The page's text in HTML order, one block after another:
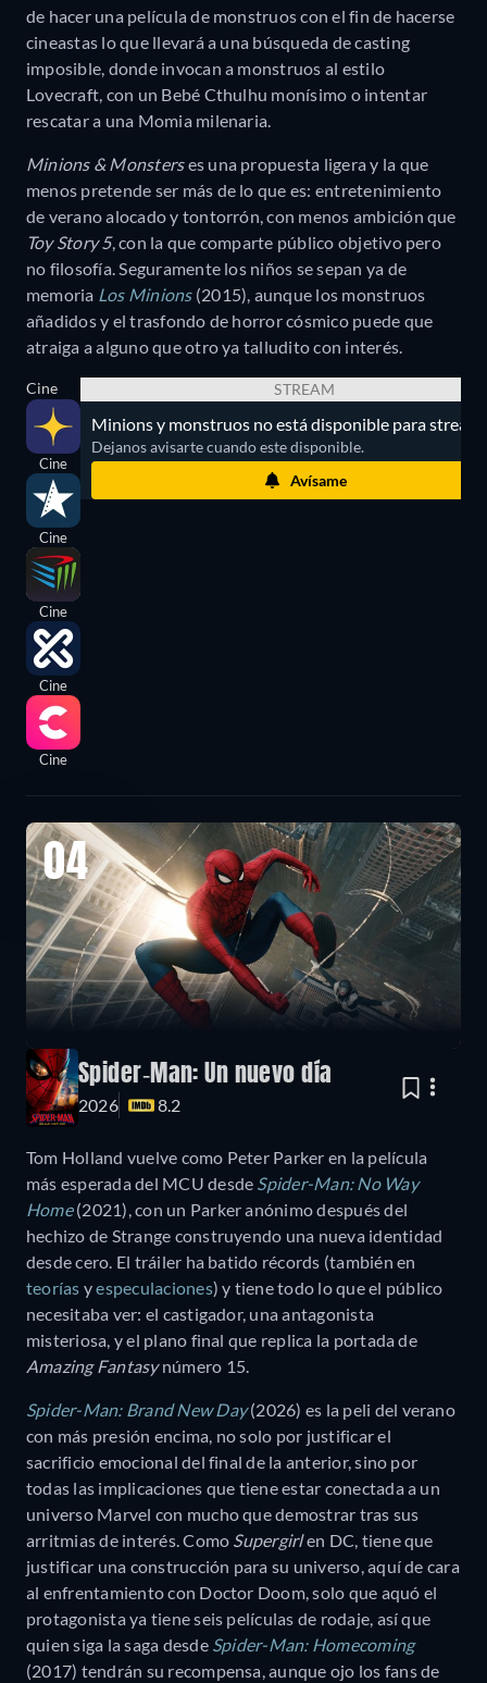
de hacer una película de monstruos con el fin de hacerse
cineastas lo que llevará a una búsqueda de casting
imposible, donde invocan a monstruos al estilo
Lovecraft, con un Bebé Cthulhu monísimo o intentar
rescatar a una Momia milenaria.
Minions & Monsterses una propuesta ligera y la que
menos pretende ser más de lo que es: entretenimiento
de verano alocado y tontorrón, con menos ambición que
Toy Story 5, con la que comparte público objetivo pero
no filosofía. Seguramente los niños se sepan ya de
memoria Los Minions(2015), aunque los monstruos
añadidos y el trasfondo de horror cósmico puede que
atraiga a alguno que otro ya talludito con interés.
Cine
Cine
Cine
Cine
Cine
Cine
STREAM
Minions y monstruos no está disponible para
Dejanos avisarte cuando este disponible.
Avísame
04
Spider-Man: Un nuevo día
2026 8.2
Tom Holland vuelve como Peter Parker en la película
más esperada del MCU desde Spider-Man: No Way
Home(2021), con un Parker anónimo después del
hechizo de Strange construyendo una nueva identidad
desde cero. El tráiler ha batido récords (también en
teorías yespeculaciones) y tiene todo lo que el público
necesitaba ver: el castigador, una antagonista
misteriosa, y el plano final que replica la portada de
Amazing Fantasynúmero 15.
Spider-Man: Brand New Day(2026) es la peli del verano
con más presión encima, no solo por justificar el
sacrificio emocional del final de la anterior, sino por
todas las implicaciones que tiene estar conectada a un
universo Marvel con mucho que demostrar tras sus
arritmias de interés. Como Supergirlen DC, tiene que
justificar una construcción para su universo, aquí de cara
al enfrentamiento con Doctor Doom, solo que aquó el
protagonista ya tiene seis películas de rodaje, así que
quien siga la saga desde Spider-Man: Homecoming
(2017) tendrán su recompensa, aunque ojo los fans de